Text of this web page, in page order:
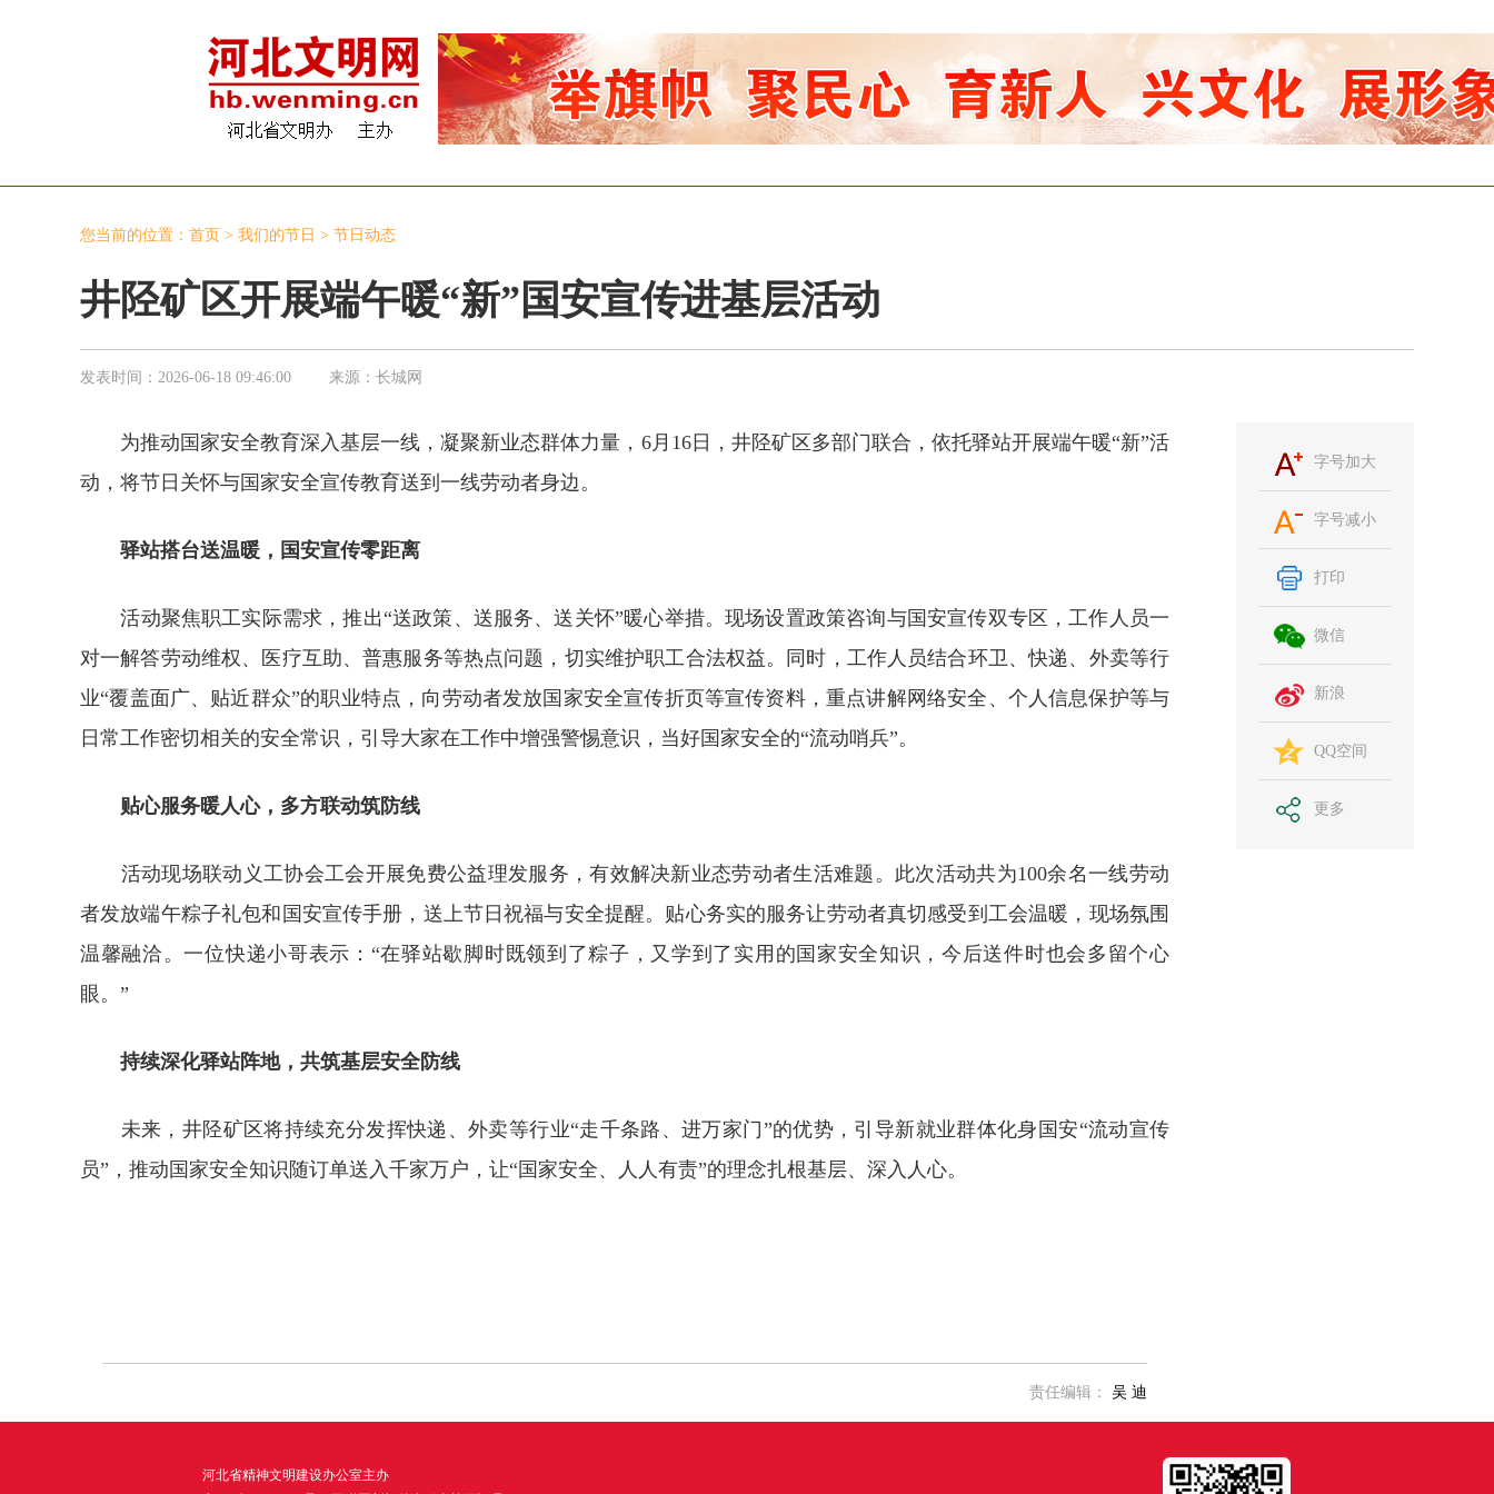
您当前的位置： 首页 > 我们的节日 > 节日动态
井陉矿区开展端午暖“新”国安宣传进基层活动
发表时间： 2026-06-18 09:46:00 来源： 长城网
为推动国家安全教育深入基层一线，凝聚新业态群体力量，6月16日，井陉矿区多部门联合，依托驿站开展端午暖“新”活
动，将节日关怀与国家安全宣传教育送到一线劳动者身边。
驿站搭台送温暖，国安宣传零距离
活动聚焦职工实际需求，推出“送政策、送服务、送关怀”暖心举措。现场设置政策咨询与国安宣传双专区，工作人员一
对一解答劳动维权、医疗互助、普惠服务等热点问题，切实维护职工合法权益。同时，工作人员结合环卫、快递、外卖等行
业“覆盖面广、贴近群众”的职业特点，向劳动者发放国家安全宣传折页等宣传资料，重点讲解网络安全、个人信息保护等与
日常工作密切相关的安全常识，引导大家在工作中增强警惕意识，当好国家安全的“流动哨兵”。
贴心服务暖人心，多方联动筑防线
活动现场联动义工协会工会开展免费公益理发服务，有效解决新业态劳动者生活难题。此次活动共为100余名一线劳动
者发放端午粽子礼包和国安宣传手册，送上节日祝福与安全提醒。贴心务实的服务让劳动者真切感受到工会温暖，现场氛围
温馨融洽。一位快递小哥表示：“在驿站歇脚时既领到了粽子，又学到了实用的国家安全知识，今后送件时也会多留个心
眼。”
持续深化驿站阵地，共筑基层安全防线
未来，井陉矿区将持续充分发挥快递、外卖等行业“走千条路、进万家门”的优势，引导新就业群体化身国安“流动宣传
员”，推动国家安全知识随订单送入千家万户，让“国家安全、人人有责”的理念扎根基层、深入人心。
责任编辑： 吴 迪
字号加大
字号减小
打印
微信
新浪
QQ空间
更多
河北省精神文明建设办公室主办